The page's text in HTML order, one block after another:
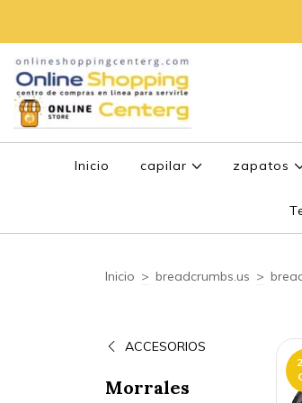
Inicio capilar zapatos
Inicio > breadcrumbs.us >
ACCESORIOS
Morrales